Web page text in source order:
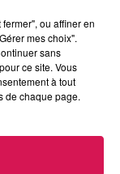
ET RISQUE
CE LUNDI EN
estival
ou affiner en
mes choix".
sans
ce site. Vous
à tout
de chaque page.